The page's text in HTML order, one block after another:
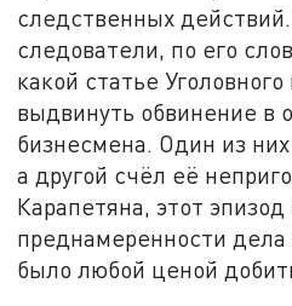
следственных
следователи, по его
какой статье
выдвинуть обвинение в
бизнесмена. Один из
а другой счёл её
Карапетяна, этот
преднамеренности
было любой ценой